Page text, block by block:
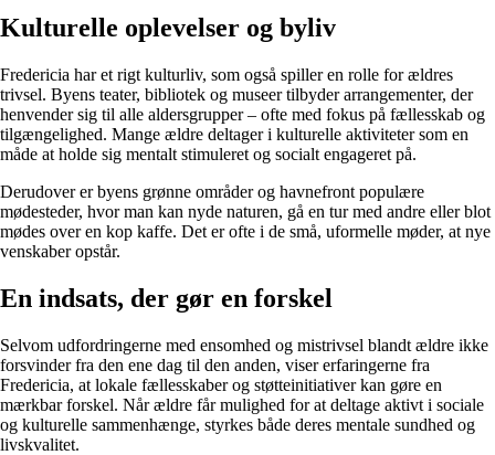
Kulturelle oplevelser og byliv
Fredericia har et rigt kulturliv, som også spiller en rolle for ældres
trivsel. Byens teater, bibliotek og museer tilbyder arrangementer, der
henvender sig til alle aldersgrupper – ofte med fokus på fællesskab og
tilgængelighed. Mange ældre deltager i kulturelle aktiviteter som en
måde at holde sig mentalt stimuleret og socialt engageret på.
Derudover er byens grønne områder og havnefront populære
mødesteder, hvor man kan nyde naturen, gå en tur med andre eller blot
mødes over en kop kaffe. Det er ofte i de små, uformelle møder, at nye
venskaber opstår.
En indsats, der gør en forskel
Selvom udfordringerne med ensomhed og mistrivsel blandt ældre ikke
forsvinder fra den ene dag til den anden, viser erfaringerne fra
Fredericia, at lokale fællesskaber og støtteinitiativer kan gøre en
mærkbar forskel. Når ældre får mulighed for at deltage aktivt i sociale
og kulturelle sammenhænge, styrkes både deres mentale sundhed og
livskvalitet.